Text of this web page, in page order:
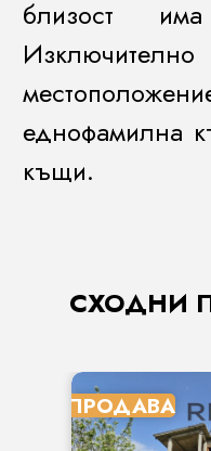
близост
еднофамилна
къщи.
СХОДНИ
ПРОДАВА